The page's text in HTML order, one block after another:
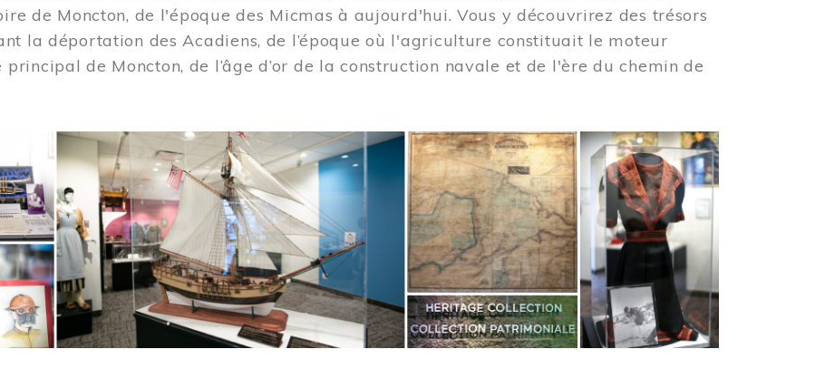
de Moncton, de l'époque des Micmas à aujourd'hui. Vous y découvrirez des trésors
la déportation des Acadiens, de l’époque où l'agriculture constituait le moteur
principal de Moncton, de l’âge d’or de la construction navale et de l'ère du chemin de